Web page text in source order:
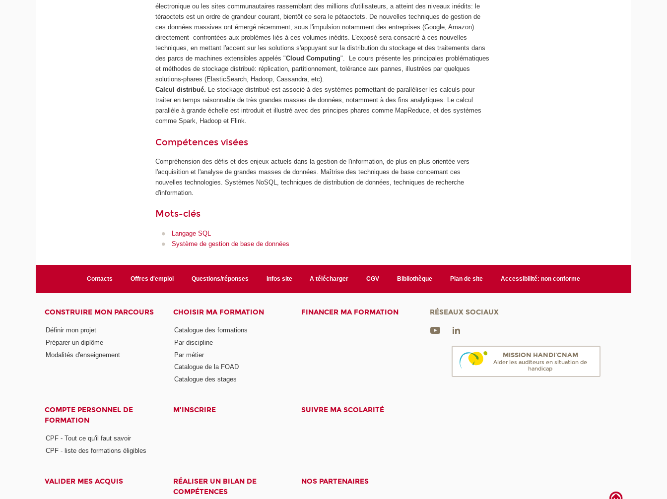
électronique ou les sites communautaires rassemblant des millions d'utilisateurs, a atteint des niveaux inédits: le
téraoctets est un ordre de grandeur courant, bientôt ce sera le pétaoctets. De nouvelles techniques de gestion de
ces données massives ont émergé récemment, sous l'impulsion notamment des entreprises (Google, Amazon)
directement confrontées aux problèmes liés à ces volumes inédits. L'exposé sera consacré à ces nouvelles
techniques, en mettant l'accent sur les solutions s'appuyant sur la distribution du stockage et des traitements dans
des parcs de machines extensibles appelés "Cloud Computing". Le cours présente les principales problématiques
et méthodes de stockage distribué: réplication, partitionnement, tolérance aux pannes, illustrées par quelques
solutions-phares (ElasticSearch, Hadoop, Cassandra, etc).
Calcul distribué. Le stockage distribué est associé à des systèmes permettant de paralléliser les calculs pour
traiter en temps raisonnable de très grandes masses de données, notamment à des fins analytiques. Le calcul
parallèle à grande échelle est introduit et illustré avec des principes phares comme MapReduce, et des systèmes
comme Spark, Hadoop et Flink.
Compétences visées
Compréhension des défis et des enjeux actuels dans la gestion de l'information, de plus en plus orientée vers
l'acquisition et l'analyse de grandes masses de données. Maîtrise des techniques de base concernant ces
nouvelles technologies. Systèmes NoSQL, techniques de distribution de données, techniques de recherche
d'information.
Mots-clés
Langage SQL
Système de gestion de base de données
Contacts Offres d'emploi Questions/réponses Infos site A télécharger CGV Bibliothèque Plan de site Accessibilité: non conforme
CONSTRUIRE MON PARCOURS
Définir mon projet
Préparer un diplôme
Modalités d'enseignement
CHOISIR MA FORMATION
Catalogue des formations
Par discipline
Par métier
Catalogue de la FOAD
Catalogue des stages
FINANCER MA FORMATION
COMPTE PERSONNEL DE
FORMATION
CPF - Tout ce qu'il faut savoir
CPF - liste des formations éligibles
M'INSCRIRE SUIVRE MA SCOLARITÉ
VALIDER MES ACQUIS
RÉALISER UN BILAN DE
COMPÉTENCES
NOS PARTENAIRES
RÉSEAUX SOCIAUX
MISSION HANDI'CNAM
Aider les auditeurs en situation de
handicap